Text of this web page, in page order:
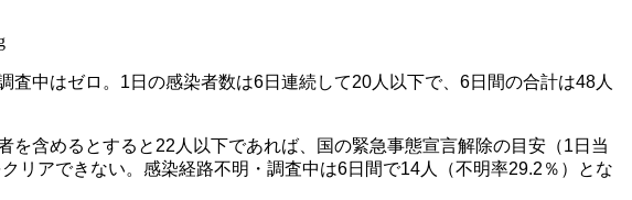
査中はゼロ。 1 日の感染者数は6日連続して20人以下で、 6日間の合計は48人
を含めるとすると 22 人以下であれば、国の緊急事態宣言解除の目安（1 日当
リアできない。感染経路不明・調査中は6日間で14人（不明率29.2 ％）とな